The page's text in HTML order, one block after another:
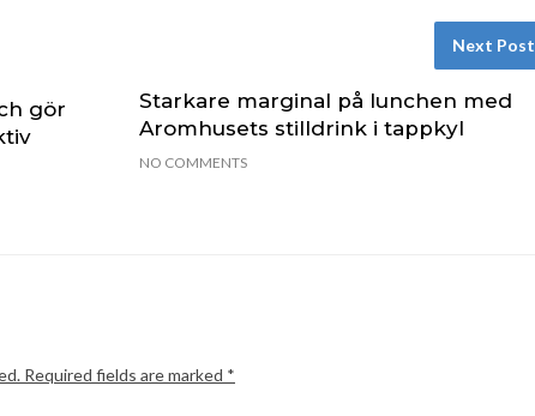
gör
Next Post
Starkare marginal på lunchen med
Aromhusets stilldrink i tappkyl
NO COMMENTS
Required fields are marked *